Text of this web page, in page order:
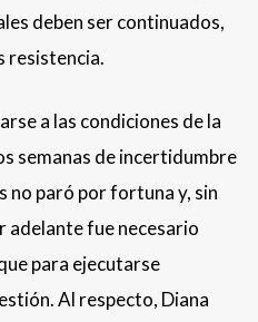
deben ser continuados,
resistencia.
a las condiciones de la
semanas de incertidumbre
no paró por fortuna y, sin
adelante fue necesario
para ejecutarse
Al respecto, Diana